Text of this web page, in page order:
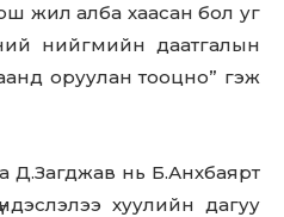
жил алба хаасан бол уг
нийгмийн даатгалын
оруулан тооцно” гэж
нь Б.Анхбаярт
хуулийн дагуу